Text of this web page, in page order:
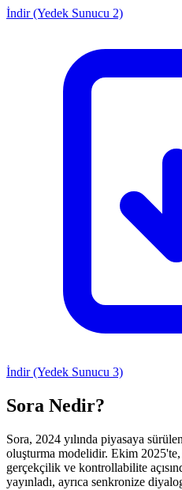
İndir (Yedek Sunucu 2)
İndir (Yedek Sunucu 3)
Sora Nedir?
Sora, 2024 yılında piyasaya
oluşturma modelidir. Ekim
gerçekçilik ve kontrollabilite
yayınladı, ayrıca senkronize